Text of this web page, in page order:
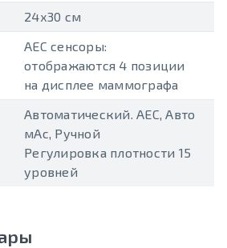
24х30 см
AEC сенсоры:
отображаются 4 позиции
на дисплее маммографа
Автоматический. AEC, Авто
мАс, Ручной
Регулировка плотности 15
уровней